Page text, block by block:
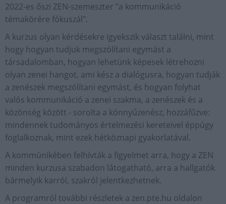
2022-es őszi ZEN-szemeszter "a kommunikáció
témakörére fókuszál".
A kurzus olyan kérdésekre igyekszik választ találni, mint
hogy hogyan tudjuk megszólítani egymást a
társadalomban, hogyan lehetünk képesek létrehozni
olyan zenei hangot, ami kész a dialógusra, hogyan tudják
a zenészek megszólítani egymást, és hogyan folyhat
valós kommunikáció a zenei szakma, a zenészek és a
közönség között - sorolta a könnyűzenész, hozzáfűzve:
mindennek tudományos értelmezési kereteivel éppúgy
foglalkoznak, mint ezek hétköznapi gyakorlatával.
A kommünikében felhívták a figyelmet arra, hogy a ZEN
minden kurzusa szabadon látogatható, arra a hallgatók
bármelyik karról, szakról jelentkezhetnek.
A programról további részletek a zen.pte.hu oldalon